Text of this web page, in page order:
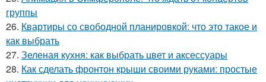
группы
26. Квартиры со свободной планировкой: что это такое и
как выбрать
27. Зеленая кухня: как выбрать цвет и аксессуары
28. Как сделать фронтон крыши своими руками: простые